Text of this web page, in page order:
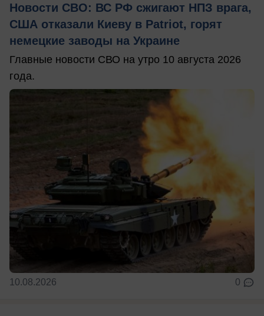
Новости СВО: ВС РФ сжигают НПЗ врага,
США отказали Киеву в Patriot, горят
немецкие заводы на Украине
Главные новости СВО на утро 10 августа 2026
года.
10.08.2026 0